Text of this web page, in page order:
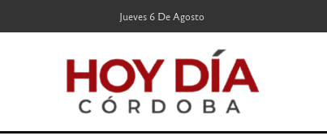
Jueves 6 De Agosto